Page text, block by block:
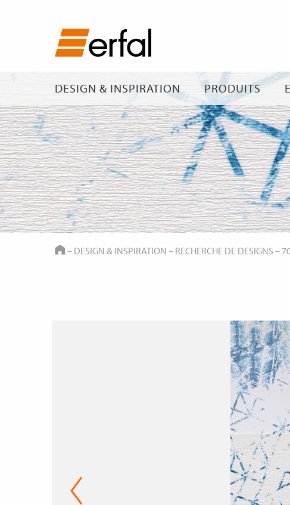
DESIGN & INSPIRATION PRODUITS
HOME
– DESIGN & INSPIRATION – RECHERCHE DE DESIGNS –